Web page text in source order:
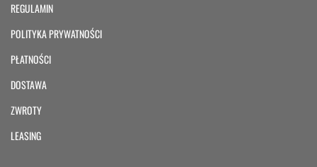
REGULAMIN
POLITYKA PRYWATNOŚCI
PŁATNOŚCI
DOSTAWA
ZWROTY
LEASING